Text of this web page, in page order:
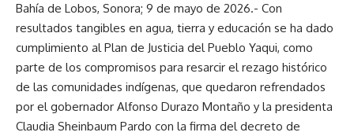
Bahía de Lobos, Sonora; 9 de mayo de 2026.- Con
resultados tangibles en agua, tierra y educación se ha dado
cumplimiento al Plan de Justicia del Pueblo Yaqui, como
parte de los compromisos para resarcir el rezago histórico
de las comunidades indígenas, que quedaron refrendados
por el gobernador Alfonso Durazo Montaño y la presidenta
Claudia Sheinbaum Pardo con la firma del decreto de